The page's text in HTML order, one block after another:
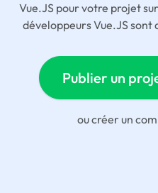
Vue.JS pour votre projet
développeurs Vue.JS
Publier un
oucréer un